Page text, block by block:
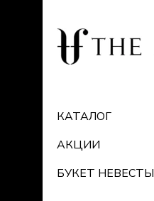
КАТАЛОГ
АКЦИИ
БУКЕТ НЕВЕСТЫ